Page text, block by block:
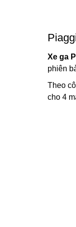
Xe ga
phiên
Theo
cho 4